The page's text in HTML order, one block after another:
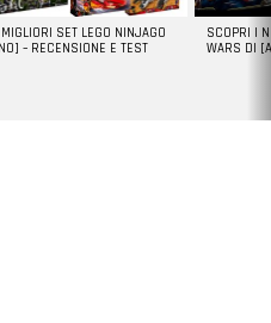
SET LEGO NINJAGO
– RECENSIONE E TEST
SCOPRI I
WARS DI